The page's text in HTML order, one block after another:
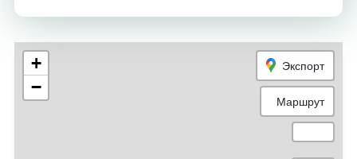
+
−
Экспорт
Маршрут